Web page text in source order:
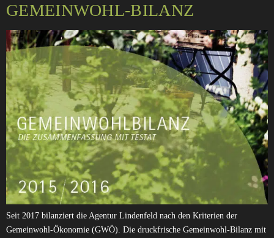
GEMEINWOHL-BILANZ
Seit 2017 bilanziert die Agentur Lindenfeld nach den Kriterien der
Gemeinwohl-Ökonomie (GWÖ). Die druckfrische Gemeinwohl-Bilanz mit